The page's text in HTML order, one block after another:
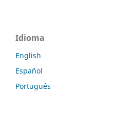
Idioma
English
Español
Português